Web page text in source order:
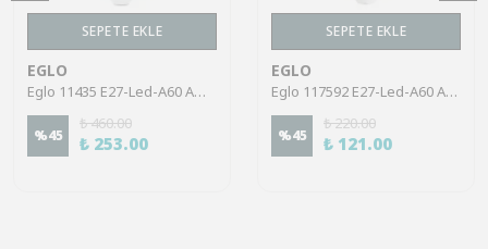
SEPETE EKLE
EGLO
Eglo 11435 E27-Led-A60 Ampul 1X9W Opal 3000K 800 Lümen
%45
₺ 460.00
₺ 253.00
SEPETE EKLE
EGLO
Eglo 117592 E27-Led-A60 Ampul 1X8W Opal 4000K 806 Lümen
%45
₺ 220.00
₺ 121.00